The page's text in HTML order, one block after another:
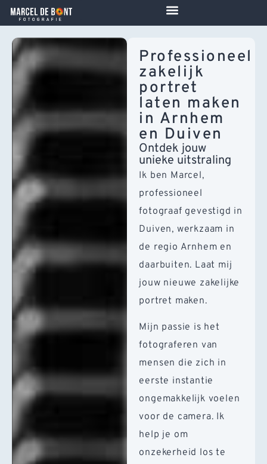
de
inhoud
Professioneel
zakelijk
portret
laten maken
in Arnhem
en Duiven
Ontdek jouw
unieke uitstraling
Ik ben Marcel,
professioneel
fotograaf gevestigd in
Duiven, werkzaam in
de regio Arnhem en
daarbuiten. Laat mij
jouw nieuwe zakelijke
portret maken.
Mijn passie is het
fotograferen van
mensen die zich in
eerste instantie
ongemakkelijk voelen
voor de camera. Ik
help je om
onzekerheid los te